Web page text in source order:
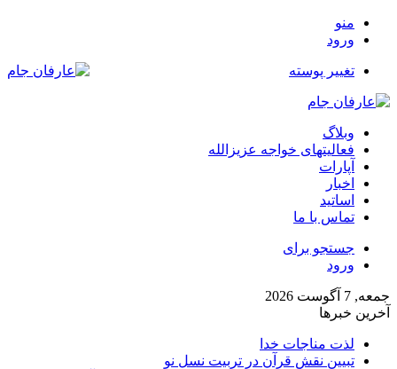
منو
ورود
تغییر پوسته
وبلاگ
فعالیتهای خواجه عزیزالله
آپارات
اخبار
اساتید
تماس با ما
جستجو برای
ورود
جمعه, 7 آگوست 2026
آخرین خبرها
لذت مناجات خدا
تبیین نقش قرآن در تربیت نسل نو